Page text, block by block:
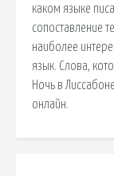
каком языке
сопоставление
наиболее
язык. Слова,
Ночь в
онлайн.